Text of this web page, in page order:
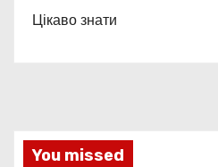
Цікаво знати
You missed